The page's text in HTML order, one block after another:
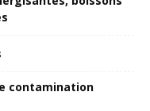
contamination